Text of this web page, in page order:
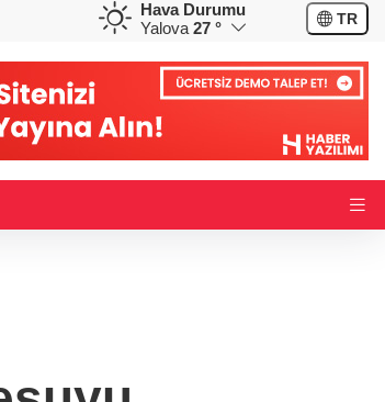
%0,14
CHF
58,5690
Hava Durumu
Yalova 27 ° TR